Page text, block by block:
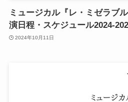
ミュージカル『レ・ミゼラブ
演日程・スケジュール2024-
2024年10月11日